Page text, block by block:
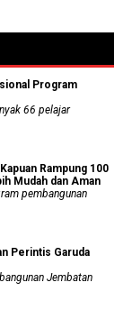
Program
66 pelajar
Rampung 100
Mudah dan Aman
pembangunan
Perintis Garuda
Jembatan